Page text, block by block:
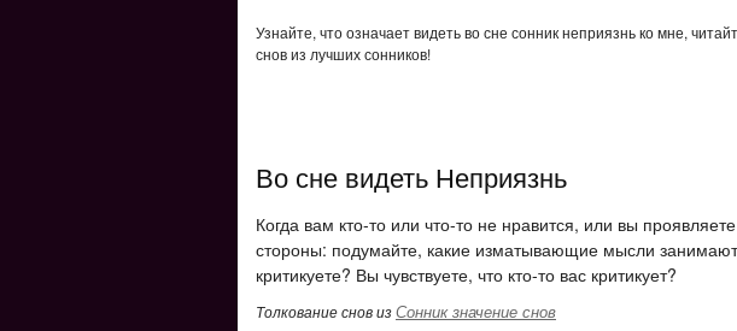
Узнайте, что означает видеть во сне сонник неприязнь ко мне,
снов из лучших сонников!
Во сне видеть Неприязнь
Когда вам кто-то или что-то не нравится, или вы
стороны: подумайте, какие изматывающие мысли
критикуете? Вы чувствуете, что кто-то вас критикует?
Толкование снов изСонник значение снов